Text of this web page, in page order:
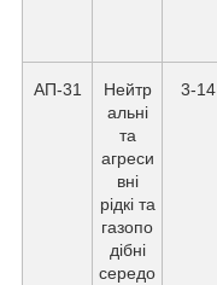
АП-31
Нейтр
альні
та
агреси
вні
рідкі та
газопо
дібні
середо
3-14